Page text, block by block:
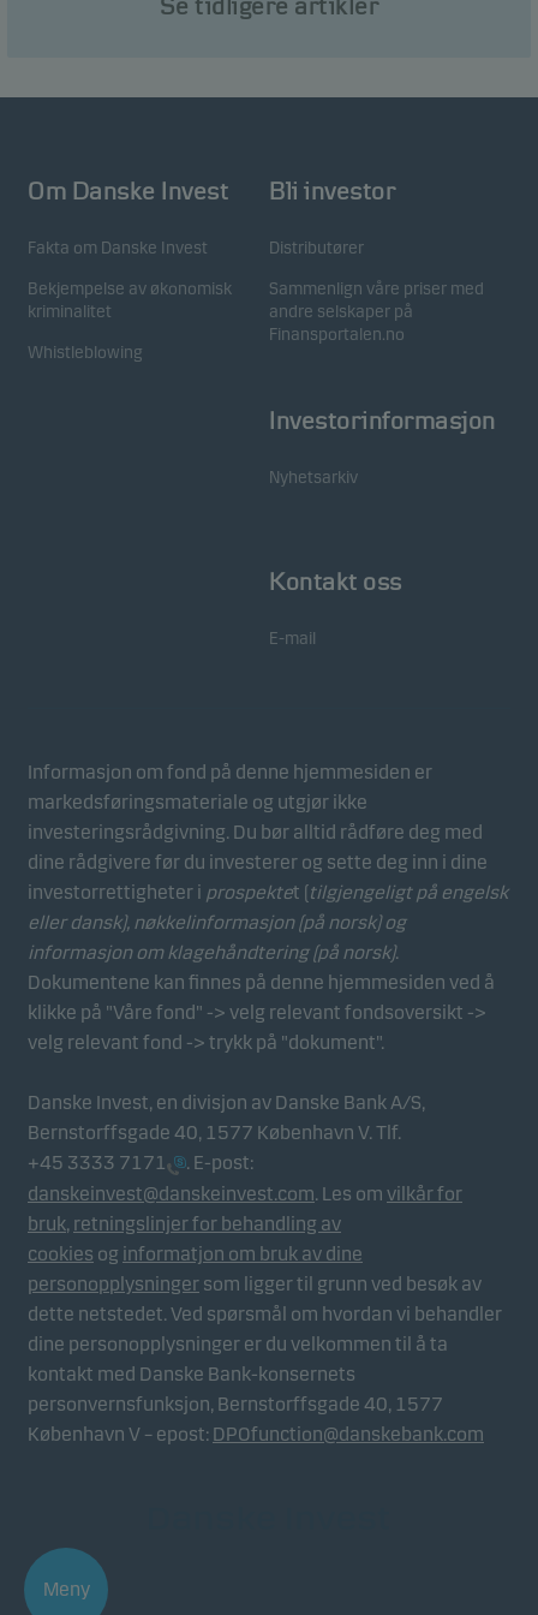
Meny
Se tidligere artikler
Om Danske Invest
Fakta om Danske Invest
Bekjempelse av økonomisk
kriminalitet
Whistleblowing
Bli investor
Distributører
Sammenlign våre priser med
andre selskaper på
Finansportalen.no
Investorinformasjon
Nyhetsarkiv
Kontakt oss
E-mail
Informasjon om fond på denne hjemmesiden er
markedsføringsmateriale og utgjør ikke
investeringsrådgivning. Du bør alltid rådføre deg med
dine rådgivere før du investerer og sette deg inn i dine
investorrettigheter i prospektet (tilgjengeligt på engelsk
eller dansk), nøkkelinformasjon (på norsk)og
informasjon om klagehåndtering (på norsk).
Dokumentene kan finnes på denne hjemmesiden ved å
klikke på "Våre fond" -> velg relevant fondsoversikt ->
velg relevant fond -> trykk på "dokument".
Danske Invest, en divisjon av Danske Bank A/S,
Bernstorffsgade 40, 1577 København V. Tlf.
+45 3333 7171
. E-post:
danskeinvest@danskeinvest.com. Les om vilkår for
bruk, retningslinjer for behandling av
cookies og informatjon om bruk av dine
personopplysninger som ligger til grunn ved besøk av
dette netstedet. Ved spørsmål om hvordan vi behandler
dine personopplysninger er du velkommen til å ta
kontakt med Danske Bank-konsernets
personvernsfunksjon, Bernstorffsgade 40, 1577
København V – epost: DPOfunction@danskebank.com
deg relevant innhold.